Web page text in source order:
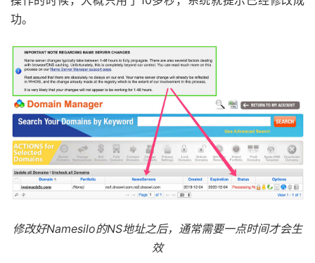
功。
修改好Namesilo的NS地址之后，通常需要一点时间才会生
效